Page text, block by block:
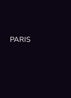
PARIS